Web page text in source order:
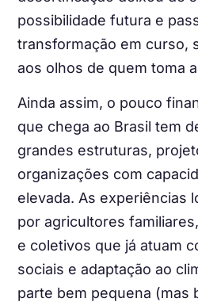
possibilidade futura e
transformação em curso,
aos olhos de quem toma
Ainda assim, o pouco
que chega ao Brasil tem
grandes estruturas,
organizações com
elevada. As experiências
por agricultores
e coletivos que já atuam
sociais e adaptação ao
parte bem pequena (mas